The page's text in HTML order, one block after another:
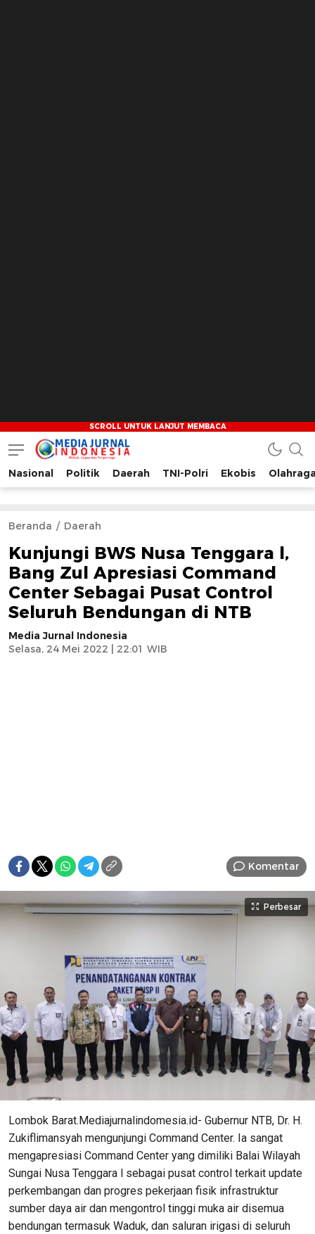
Media Jurnal Indonesia
Bersama Membangun Indonesia
Nasional Politik Daerah TNI-Polri Ekobis
Beranda Daerah
Kunjungi BWS Nusa Tenggara l,
Bang Zul Apresiasi Command
Center Sebagai Pusat Control
Seluruh Bendungan di NTB
Media Jurnal Indonesia
Selasa, 24 Mei 2022 | 22:01 WIB
Komentar
Perbesar
Lombok Barat.Mediajurnalindomesia.id- Gubernur NTB, Dr. H.
Zukiflimansyah mengunjungi Command Center. Ia sangat
mengapresiasi Command Center yang dimiliki Balai Wilayah
Sungai Nusa Tenggara l sebagai pusat control terkait update
perkembangan dan progres pekerjaan fisik infrastruktur
sumber daya air dan mengontrol tinggi muka air disemua
bendungan termasuk Waduk, dan saluran irigasi di seluruh